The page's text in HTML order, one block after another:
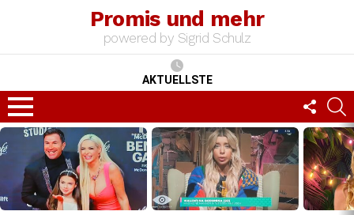
Promis und mehr
powered by Sigrid Schulz
AKTUELLSTE
Menu
US
TOP
NEWS